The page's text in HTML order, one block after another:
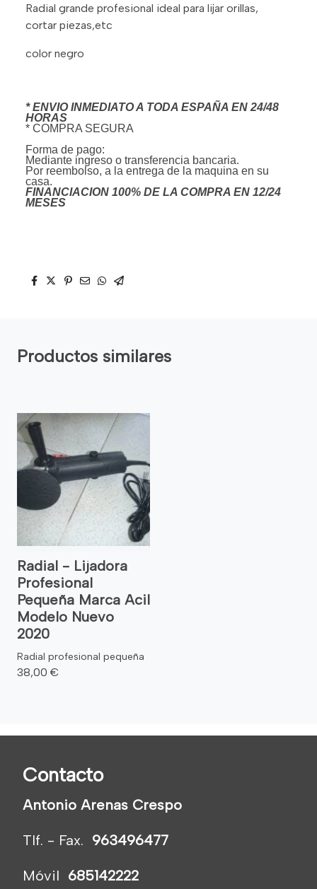
Radial grande profesional ideal para lijar orillas,
cortar piezas,etc
color negro
* ENVIO INMEDIATO A TODA ESPAÑA EN 24/48
HORAS
* COMPRA SEGURA
Forma de pago:
Mediante ingreso o transferencia bancaria.
Por reembolso, a la entrega de la maquina en su
casa.
FINANCIACION 100% DE LA COMPRA EN 12/24
MESES
Productos similares
Radial - Lijadora
Profesional
Pequeña Marca Acil
Modelo Nuevo
2020
Radial profesional pequeña
38,00 €
Contacto
Antonio Arenas Crespo
Tlf. - Fax. 963496477
Móvil 685142222